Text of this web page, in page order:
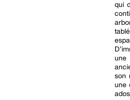
qui
son
une